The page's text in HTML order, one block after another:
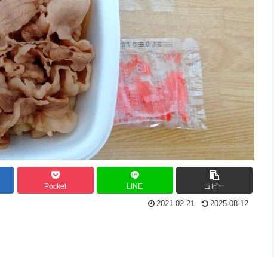
Pocket LINE コピー
2021.02.21 2025.08.12